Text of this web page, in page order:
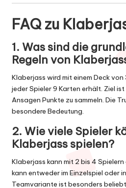
FAQ zu
1. Was sind die
Regeln von
Klaberjass wird mit einem Deck
jeder Spieler 9 Karten erhält. Ziel
Ansagen Punkte zu sammeln. Die
besondere Bedeutung.
2. Wie viele Spieler
Klaberjass spielen?
Klaberjass kann mit 2 bis 4
kann entweder im Einzelspiel oder
Teamvariante ist besonders beliebt